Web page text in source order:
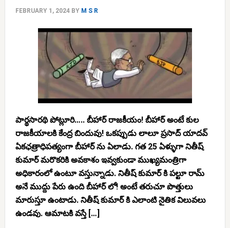
FEBRUARY 1, 2024BY M S R
పార్థసారథి పోట్లూరి….. బీహార్ రాజకీయం! బీహార్ అంటే కుల
రాజకీయాలకి కేంద్ర బిందువు! ఒకప్పుడు లాలూ ప్రసాద్ యాదవ్
ఏకఛత్రాధిపత్యంగా బీహార్ ను ఏలాడు. గత 25 ఏళ్ళుగా నితీష్
కుమార్ మరొకరికి అవకాశం ఇవ్వకుండా ముఖ్యమంత్రిగా
అధికారంలో ఉంటూ వస్తున్నాడు. నితీష్ కుమార్ కి పల్టూ రామ్
అనే ముద్దు పేరు ఉంది బీహార్ లో! అంటే తరుచూ పొత్తులు
మారుస్తూ ఉంటాడు. నితీష్ కుమార్ కి ఎలాంటి నైతిక విలువలు
ఉండవు. ఆమాటకి వస్తే […]